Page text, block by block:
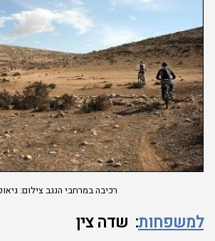
רכיבה במרחבי הנגב צילום:
למשפחות: שדה צין